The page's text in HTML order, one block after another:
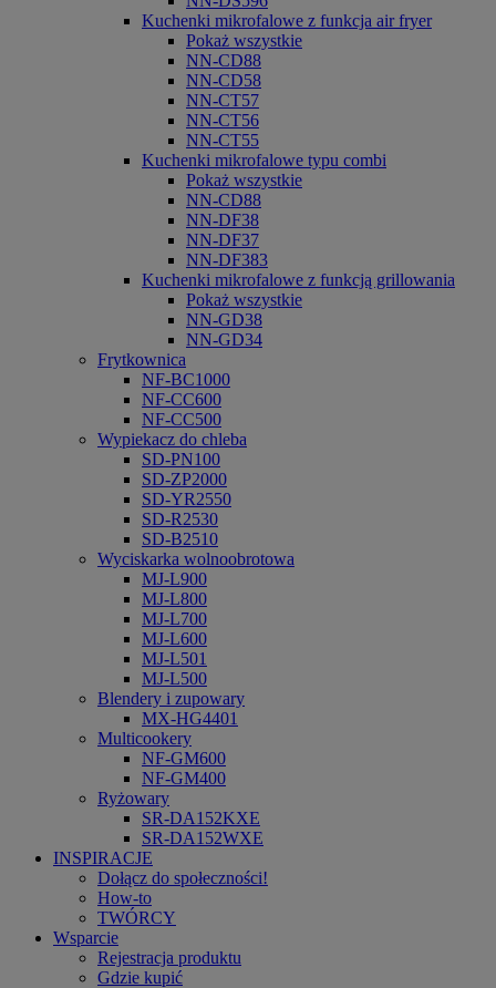
Kuchenki mikrofalowe z funkcja air fryer
Pokaż wszystkie
NN-CD88
NN-CD58
NN-CT57
NN-CT56
NN-CT55
Kuchenki mikrofalowe typu combi
Pokaż wszystkie
NN-CD88
NN-DF38
NN-DF37
NN-DF383
Kuchenki mikrofalowe z funkcją grillowania
Pokaż wszystkie
NN-GD38
NN-GD34
Frytkownica
NF-BC1000
NF-CC600
NF-CC500
Wypiekacz do chleba
SD-PN100
SD-ZP2000
SD-YR2550
SD-R2530
SD-B2510
Wyciskarka wolnoobrotowa
MJ-L900
MJ-L800
MJ-L700
MJ-L600
MJ-L501
MJ-L500
Blendery i zupowary
MX-HG4401
Multicookery
NF-GM600
NF-GM400
Ryżowary
SR-DA152KXE
SR-DA152WXE
INSPIRACJE
Dołącz do społeczności!
How-to
TWÓRCY
Wsparcie
Rejestracja produktu
Gdzie kupić